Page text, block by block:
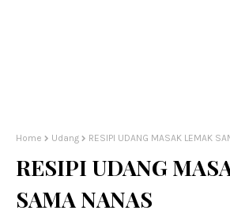
Home Udang RESIPI UDANG MASAK LEMAK
RESIPI UDANG
SAMA NANAS